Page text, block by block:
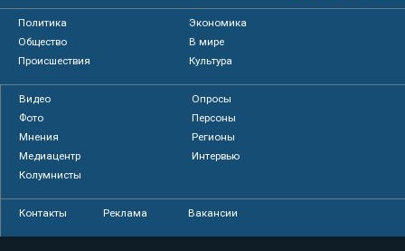
Политика
Экономика
Общество
В мире
Происшествия
Культура
Видео
Опросы
Фото
Персоны
Мнения
Регионы
Медиацентр
Интервью
Колумнисты
Контакты Реклама Вакансии